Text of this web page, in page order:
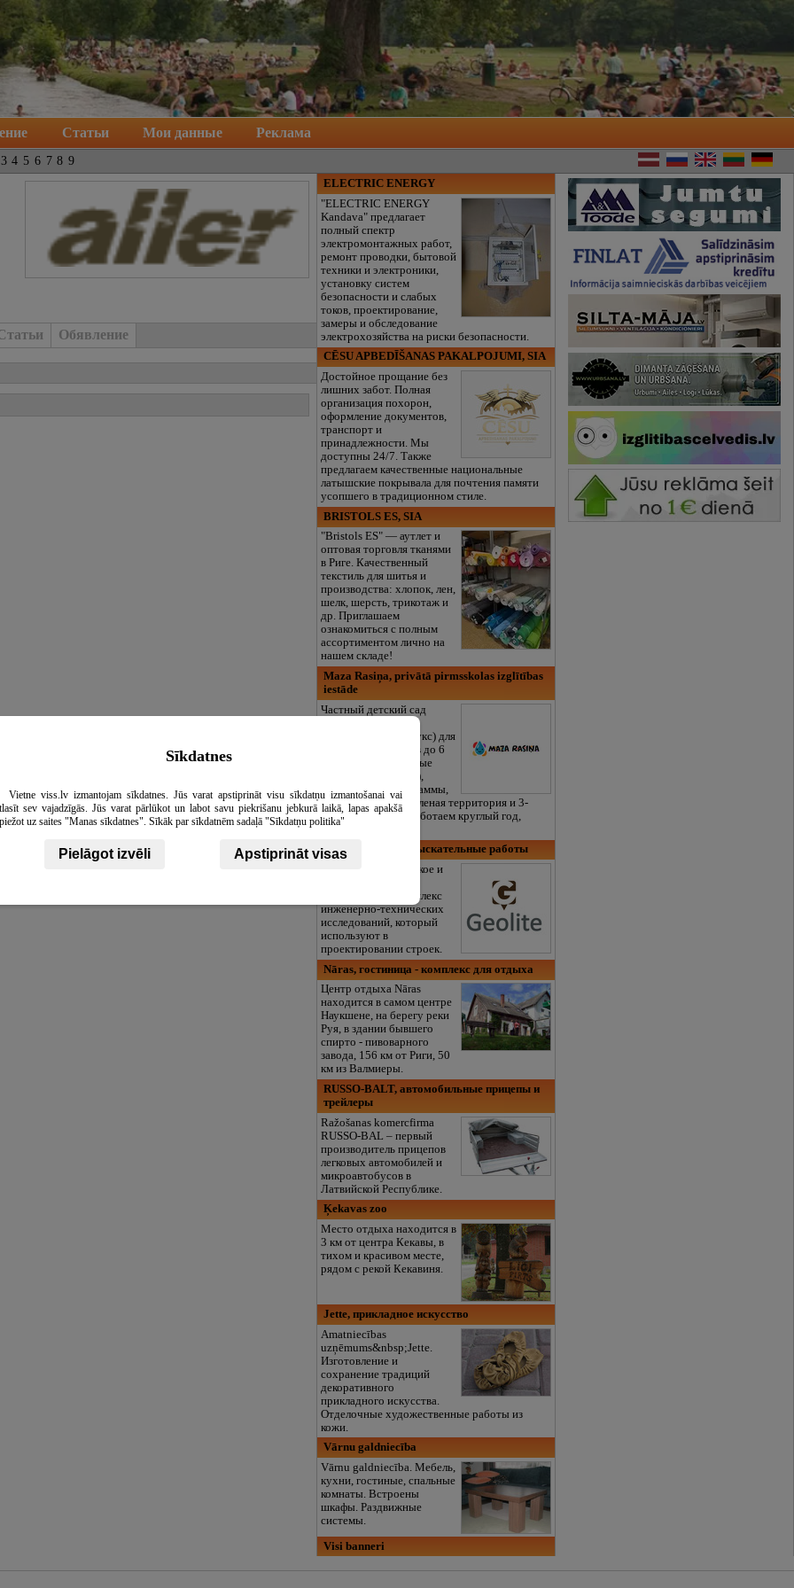
Статьи Мои данные Реклама
3 4 5 6 7 8 9
Обявление
ELECTRIC ENERGY
"ELECTRIC ENERGY
Kandava" предлагает
полный спектр
электромонтажных работ,
ремонт проводки, бытовой
техники и электроники,
установку систем
безопасности и слабых
токов, проектирование,
замеры и обследование
электрохозяйства на риски безопасности.
CĒSU APBEDĪŠANAS PAKALPOJUMI, SIA
Достойное прощание без
лишних забот. Полная
организация похорон,
оформление документов,
транспорт и
принадлежности. Мы
доступны 24/7. Также
предлагаем качественные национальные
латышские покрывала для почтения памяти
усопшего в традиционном стиле.
BRISTOLS ES, SIA
"Bristols ES" — аутлет и
оптовая торговля тканями
в Риге. Качественный
текстиль для шитья и
производства: хлопок, лен,
шелк, шерсть, трикотаж и
др. Приглашаем
ознакомиться с полным
ассортиментом лично на
нашем складе!
Maza Rasiņa, privātā pirmsskolas izglītības
iestāde
Частный детский сад
Пардаугаве (Засулаукс) для
детей от 10 месяцев до 6
лет. Лицензированные
программы (LV/RU),
логопед, спецпрограммы,
кружки, большая зеленая территория и 3-
разовое питание. Работаем круглый год,
включая лето!
Geolite, геологоизыскательные работы
Geolite. Геологическое и
исследование. Комплекс
инженерно-технических
исследований, который
используют в
проектировании строек.
Nāras, гостиница - комплекс для отдыха
Центр отдыха Nāras
находится в самом центре
Наукшене, на берегу реки
Руя, в здании бывшего
спирто - пивоварного
завода, 156 км от Риги, 50
км из Валмиеры.
RUSSO-BALT, автомобильные прицепы и
трейлеры
Ražošanas komercfirma
RUSSO-BAL – первый
производитель прицепов
легковых автомобилей и
микроавтобусов в
Латвийской Республике.
Ķekavas zoo
Место отдыха находится в
3 км от центра Кекавы, в
тихом и красивом месте,
рядом с рекой Кекавиня.
Jette, прикладное искусство
Amatniecības
uzņēmums&nbsp;Jette.
Изготовление и
сохранение традиций
декоративного
прикладного искусства.
Отделочные художественные работы из
кожи.
Vārnu galdniecība
Vārnu galdniecība. Мебель,
кухни, гостиные, спальные
комнаты. Встроены
шкафы. Раздвижные
системы.
Visi banneri
Sīkdatnes
Vietne viss.lv izmantojam sīkdatnes. Jūs varat apstiprināt visu sīkdatņu izmantošanai vai
sev vajadzīgās. Jūs varat pārlūkot un labot savu piekrišanu jebkurā laikā, lapas apakšā
uz saites "Manas sīkdatnes". Sīkāk par sīkdatnēm sadaļā "Sīkdatņu politika"
Pielāgot izvēli Apstiprināt visas